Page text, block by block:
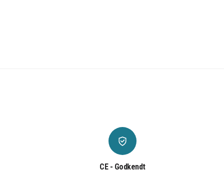
CE - Godkendt